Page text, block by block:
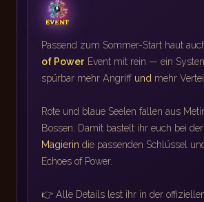
Passend zum Sommer-Start haut
of Power Event mit rein — ein
spürbar mehr Angriff und mehr
Rote und blaue Seelen fallen aus
Bossen. Damit bastelt ihr euch bei der
Magierin die passenden Schlüssel
Echoes of Power.
👉 Alle Details lest ihr in der